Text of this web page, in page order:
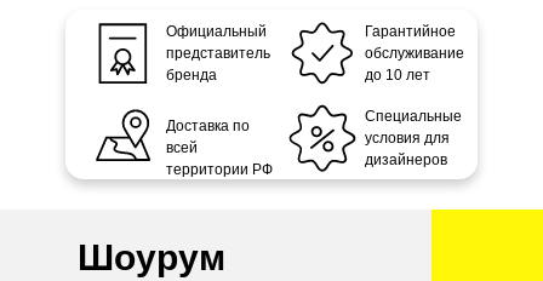
Официальный
представитель
бренда
Доставка по
всей
территории РФ
Гарантийное
обслуживание
до 10 лет
Специальные
условия для
дизайнеров
Шоурум